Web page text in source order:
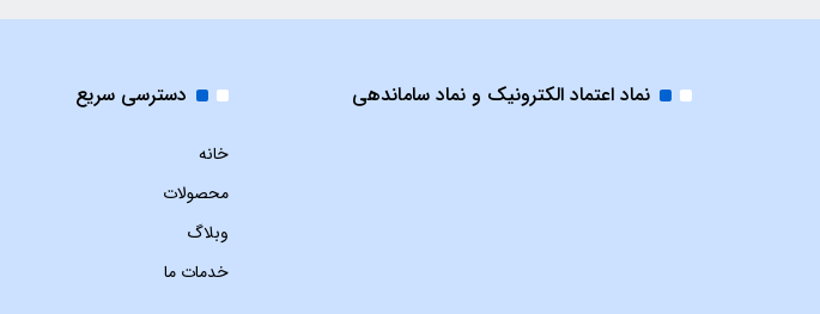
نماد اعتماد الکترونیک و نماد ساماندهی دسترسی سریع
خانه
محصولات
وبلاگ
خدمات ما